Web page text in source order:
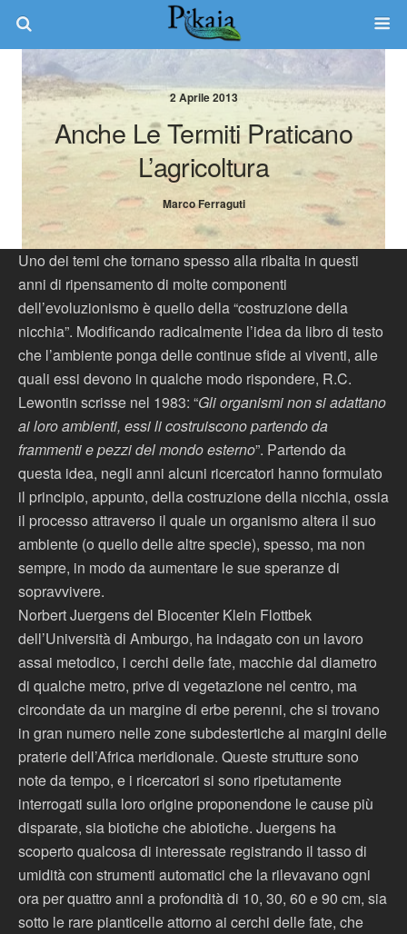
2 Aprile 2013
Anche Le Termiti Praticano
L’agricoltura
Marco Ferraguti
Uno dei temi che tornano spesso alla ribalta in questi
anni di ripensamento di molte componenti
dell’evoluzionismo è quello della “costruzione della
nicchia”. Modificando radicalmente l’idea da libro di testo
che l’ambiente ponga delle continue sfide ai viventi, alle
quali essi devono in qualche modo rispondere, R.C.
Lewontin scrisse nel 1983: “Gli organismi non si adattano
ai loro ambienti, essi li costruiscono partendo da
frammenti e pezzi del mondo esterno”. Partendo da
questa idea, negli anni alcuni ricercatori hanno formulato
il principio, appunto, della costruzione della nicchia, ossia
il processo attraverso il quale un organismo altera il suo
ambiente (o quello delle altre specie), spesso, ma non
sempre, in modo da aumentare le sue speranze di
sopravvivere.
Norbert Juergens del Biocenter Klein Flottbek
dell’Università di Amburgo, ha indagato con un lavoro
assai metodico, i cerchi delle fate, macchie dal diametro
di qualche metro, prive di vegetazione nel centro, ma
circondate da un margine di erbe perenni, che si trovano
in gran numero nelle zone subdestertiche ai margini delle
praterie dell’Africa meridionale. Queste strutture sono
note da tempo, e i ricercatori si sono ripetutamente
interrogati sulla loro origine proponendone le cause più
disparate, sia biotiche che abiotiche. Juergens ha
scoperto qualcosa di interessate registrando il tasso di
umidità con strumenti automatici che la rilevavano ogni
ora per quattro anni a profondità di 10, 30, 60 e 90 cm, sia
sotto le rare pianticelle attorno ai cerchi delle fate, che